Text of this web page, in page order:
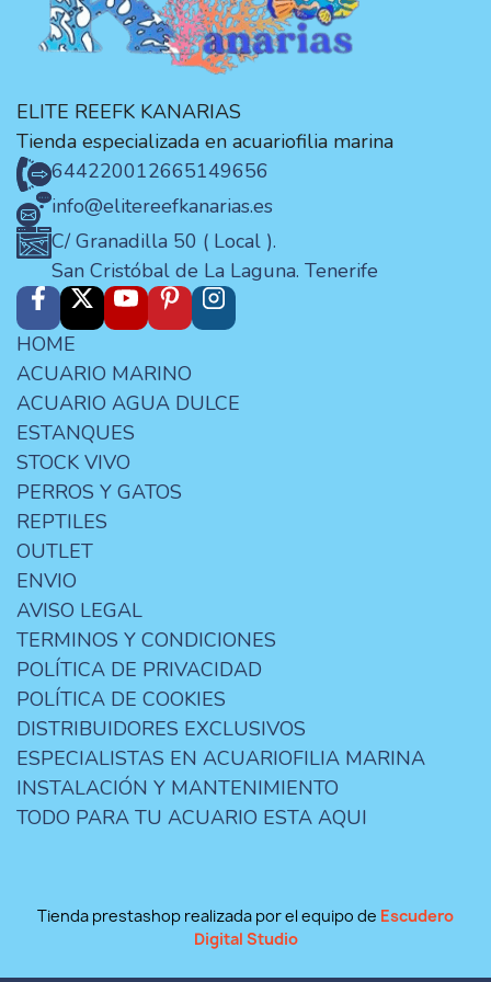
ELITE REEFK KANARIAS
Tienda especializada en acuariofilia marina
644220012665149656
info@elitereefkanarias.es
C/ Granadilla 50 ( Local ).
San Cristóbal de La Laguna. Tenerife
HOME
ACUARIO MARINO
ACUARIO AGUA DULCE
ESTANQUES
STOCK VIVO
PERROS Y GATOS
REPTILES
OUTLET
ENVIO
AVISO LEGAL
TERMINOS Y CONDICIONES
POLÍTICA DE PRIVACIDAD
POLÍTICA DE COOKIES
DISTRIBUIDORES EXCLUSIVOS
ESPECIALISTAS EN ACUARIOFILIA MARINA
INSTALACIÓN Y MANTENIMIENTO
TODO PARA TU ACUARIO ESTA AQUI
Tienda prestashop realizada por el equipo de Escudero
Digital Studio